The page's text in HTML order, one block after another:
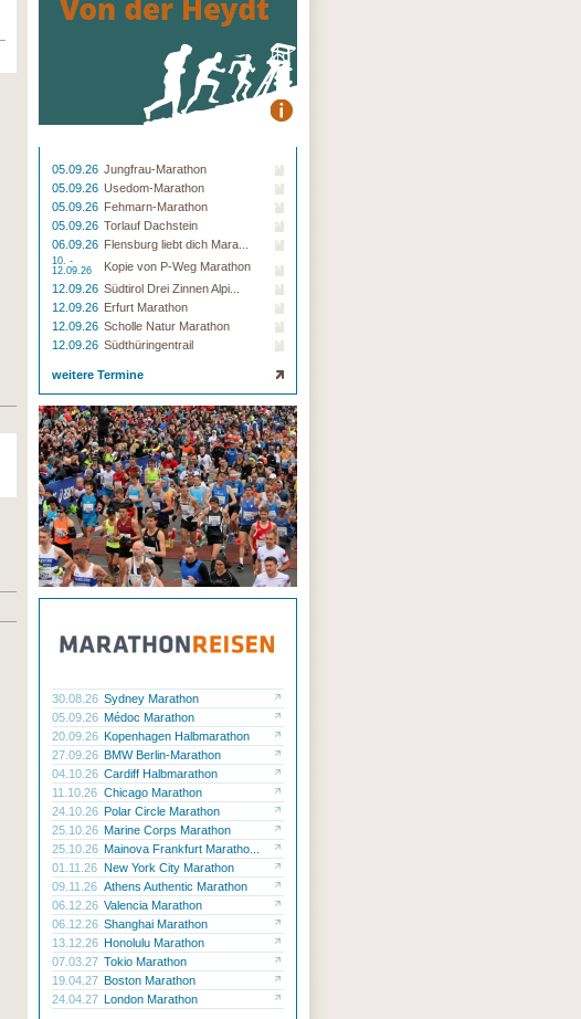
05.09.26 Jungfrau-Marathon
05.09.26 Usedom-Marathon
05.09.26 Fehmarn-Marathon
05.09.26 Torlauf Dachstein
06.09.26 Flensburg liebt dich Mara...
10. -
12.09.26
Kopie von P-Weg Marathon
12.09.26 Südtirol Drei Zinnen Alpi...
12.09.26 Erfurt Marathon
12.09.26 Scholle Natur Marathon
12.09.26 Südthüringentrail
weitere Termine
30.08.26 Sydney Marathon
05.09.26 Médoc Marathon
20.09.26 Kopenhagen Halbmarathon
27.09.26 BMW Berlin-Marathon
04.10.26 Cardiff Halbmarathon
11.10.26 Chicago Marathon
24.10.26 Polar Circle Marathon
25.10.26 Marine Corps Marathon
25.10.26 Mainova Frankfurt Maratho...
01.11.26 New York City Marathon
09.11.26 Athens Authentic Marathon
06.12.26 Valencia Marathon
06.12.26 Shanghai Marathon
13.12.26 Honolulu Marathon
07.03.27 Tokio Marathon
19.04.27 Boston Marathon
24.04.27 London Marathon